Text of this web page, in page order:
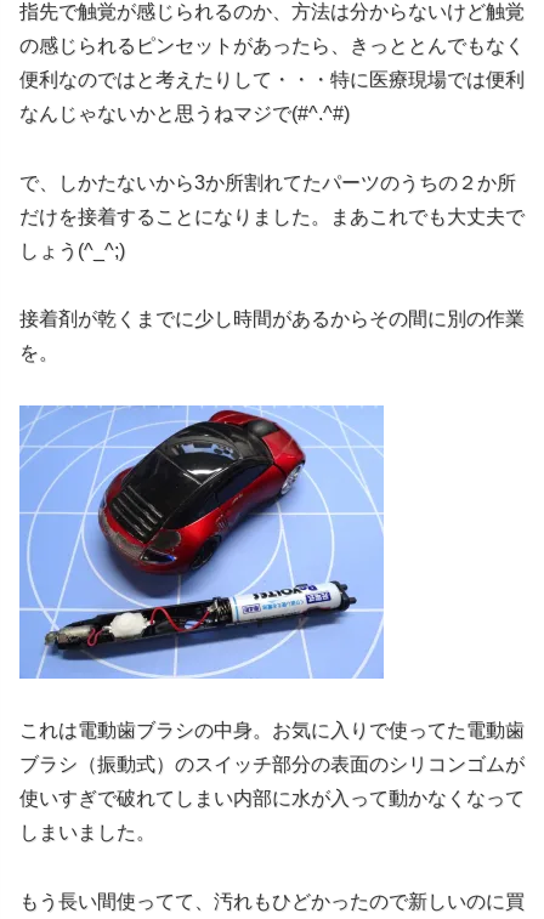
指先で触覚が感じられるのか、方法は分からないけど触覚
の感じられるピンセットがあったら、きっととんでもなく
便利なのではと考えたりして・・・特に医療現場では便利
なんじゃないかと思うねマジで(#^.^#)
で、しかたないから3か所割れてたパーツのうちの２か所
だけを接着することになりました。まあこれでも大丈夫で
しょう(^_^;)
接着剤が乾くまでに少し時間があるからその間に別の作業
を。
これは電動歯ブラシの中身。お気に入りで使ってた電動歯
ブラシ（振動式）のスイッチ部分の表面のシリコンゴムが
使いすぎで破れてしまい内部に水が入って動かなくなって
しまいました。
もう長い間使ってて、汚れもひどかったので新しいのに買